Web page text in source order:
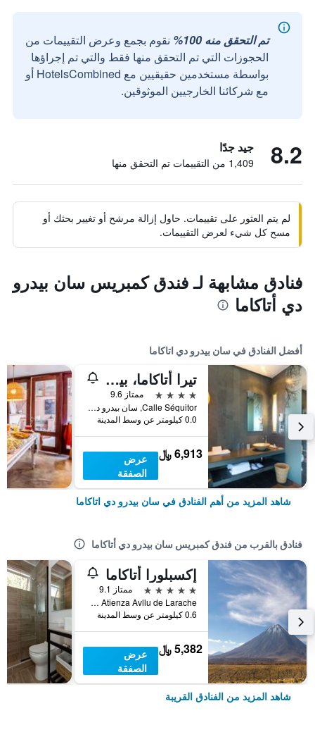
تم التحقق منه 100%
نقوم بجمع وعرض التقييمات من
الحجوزات التي تم التحقق منها فقط والتي تم إجراؤها
بواسطة مستخدمين حقيقيين مع HotelsCombined أو
مع شركائنا الخارجيين الموثوقين.
8.2 جيد جدًا
1,409 من التقييمات تم التحقق منها
لم يتم العثور على تقييمات. حاول إزالة مرشح أو تغيير بحثك أو
مسح كل شيء لعرض التقييمات.
فنادق مشابهة لـ فندق كمبريس سان بيدرو
دي أتاكاما
أفضل الفنادق في سان بيدرو دي اتاكاما
تيرا أتاكاما، بيكونس
4 نجوم
ممتاز 9.6
Calle Séquitor, سان بيدرو دي اتاكاما, شيلي
0.0 كيلومتر عن وسط المدينة
6,913 ﷼
عرض
الصفقة
شاهد المزيد من أهم الفنادق في سان بيدرو دي اتاكاما
فنادق بالقرب من فندق كمبريس سان بيدرو دي أتاكاما
إكسبلورا أتاكاما
5 نجوم
ممتاز 9.1
Domingo Atienza Avllu de Larache, سان بيدرو دي اتاكاما, شيلي
0.6 كيلومتر عن وسط المدينة
5,382 ﷼
عرض
الصفقة
شاهد المزيد من الفنادق القريبة